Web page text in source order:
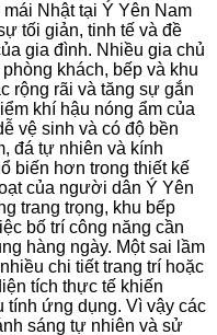
Nhật tại Ý Yên Nam
tối giản, tinh tế và đề
gia đình. Nhiều gia chủ
khách, bếp và khu
rộng rãi và tăng sự gắn
khí hậu nóng ẩm của
vệ sinh và có độ bền
đá tự nhiên và kính
biến hơn trong thiết kế
của người dân Ý Yên
trang trọng, khu bếp
bố trí công năng cần
hàng ngày. Một sai lầm
chi tiết trang trí hoặc
tích thực tế khiến
tính ứng dụng. Vì vậy các
sáng tự nhiên và sử